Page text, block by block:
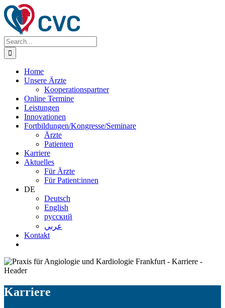
Zum
Inhalt
springen
Search
for:
Home
Unsere Ärzte
Kooperationspartner
Online Termine
Leistungen
Innovationen
Fortbildungen/Kongresse/Seminare
Ärzte
Patienten
Karriere
Aktuelles
Für Ärzte
Für Patient:innen
DE
Deutsch
English
русский
عربي
Kontakt
Karriere